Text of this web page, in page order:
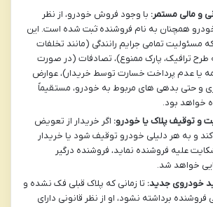
و مالی مستمر: با وجود فروش خودرو، از نظر
خودرو همچنان به نام فروشنده ثبت شده است. این
مسئولیت تمامی جرایم رانندگی (مانند تخلفات
طرح ترافیک، پارک ممنوع)، تصادفات (در صورت
یا عدم پرداخت خسارت توسط خریدار)، عوارض
و حتی بدهی های مربوط به خودرو، مستقیماً
خواهد بود.
و توقیف پلاک یا خودرو: اگر خریدار از تعویض
و به هر دلیلی خودرو توقیف شود یا خریدار
علیه فروشنده نماید، فروشنده درگیر
خواهد شد.
خودروی جدید: تا زمانی که پلاک قبلی فک نشده و
فروشنده برداشته نشود، او از نظر قانونی دارای